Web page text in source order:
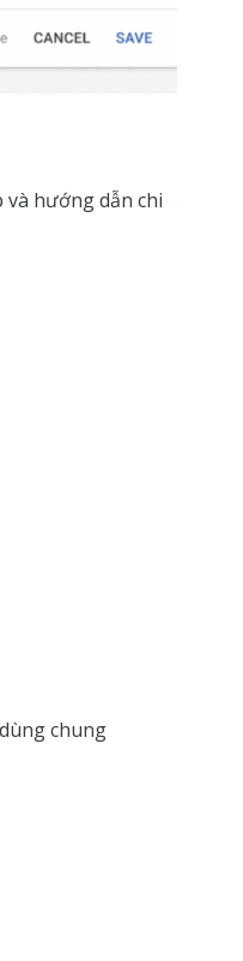
hướng dẫn chi
chung